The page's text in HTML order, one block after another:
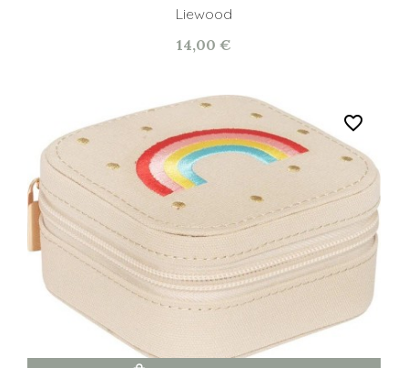
Liewood
14,00 €
favorite_border